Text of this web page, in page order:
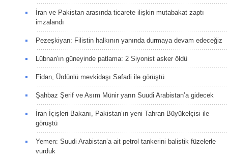
İran ve Pakistan arasında ticarete ilişkin mutabakat zaptı
imzalandı
Pezeşkiyan: Filistin halkının yanında durmaya devam edeceğiz
Lübnan'ın güneyinde patlama: 2 Siyonist asker öldü
Fidan, Ürdünlü mevkidaşı Safadi ile görüştü
Şahbaz Şerif ve Asım Münir yarın Suudi Arabistan’a gidecek
İran İçişleri Bakanı, Pakistan’ın yeni Tahran Büyükelçisi ile
görüştü
Yemen: Suudi Arabistan’a ait petrol tankerini balistik füzelerle
vurduk